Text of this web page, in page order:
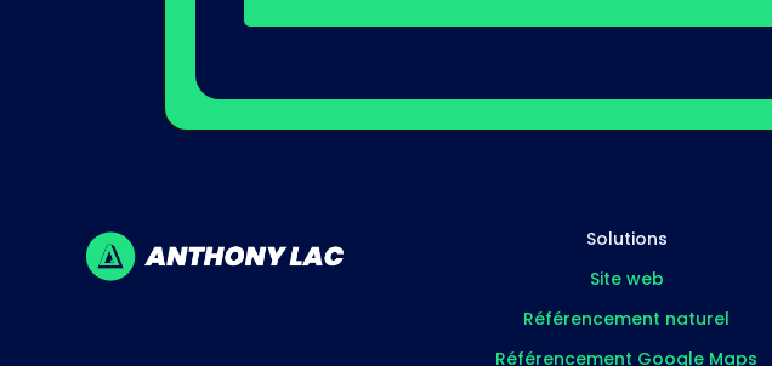
Solutions
Site web
Référencement naturel
Référencement Google Maps